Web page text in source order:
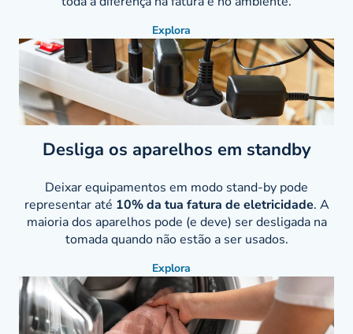
Explora
Desliga os aparelhos em standby
Deixar equipamentos em modo stand-by pode
representar até 10% da tua fatura de eletricidade. A
maioria dos aparelhos pode (e deve) ser desligada na
tomada quando não estão a ser usados.
Explora